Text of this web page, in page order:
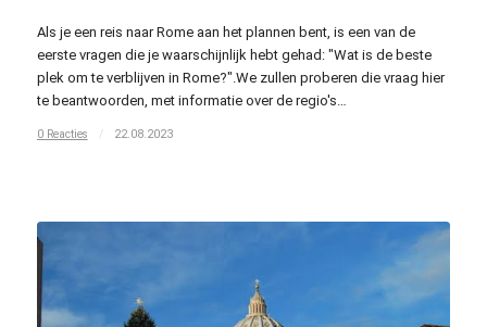
Als je een reis naar Rome aan het plannen bent, is een van de
eerste vragen die je waarschijnlijk hebt gehad: "Wat is de beste
plek om te verblijven in Rome?".We zullen proberen die vraag hier
te beantwoorden, met informatie over de regio's…
0 Reacties / 22.08.2023